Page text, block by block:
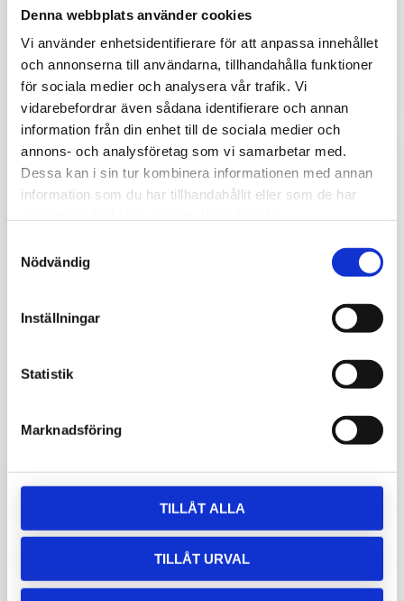
Denna webbplats använder cookies
Vi använder enhetsidentifierare för att anpassa innehållet
och annonserna till användarna, tillhandahålla funktioner
för sociala medier och analysera vår trafik. Vi
vidarebefordrar även sådana identifierare och annan
information från din enhet till de sociala medier och
annons- och analysföretag som vi samarbetar med.
Dessa kan i sin tur kombinera informationen med annan
information som du har tillhandahållit eller som de har
Nödvändig
Inställningar
Statistik
Marknadsföring
TILLÅT ALLA
TILLÅT URVAL
Oljefilter hydraulik
640kr
Smörjfett till kugghjul Bison
Även Kranman 960 och skördare 520/620s